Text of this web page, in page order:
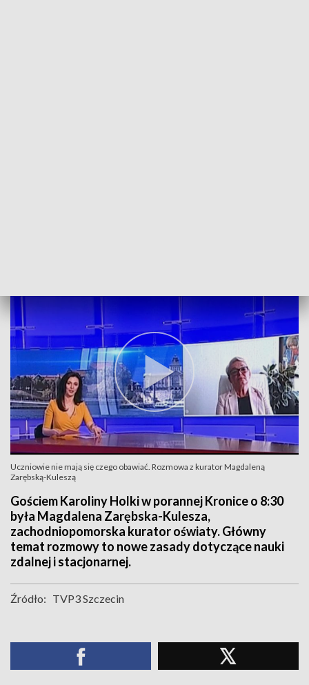
Uczniowie nie mają się czego obawiać. Rozmowa z kurator Magdaleną
Zarębską-Kuleszą
Gościem Karoliny Holki w porannej Kronice o 8:30
była Magdalena Zarębska-Kulesza,
zachodniopomorska kurator oświaty. Główny
temat rozmowy to nowe zasady dotyczące nauki
zdalnej i stacjonarnej.
Źródło: TVP3 Szczecin